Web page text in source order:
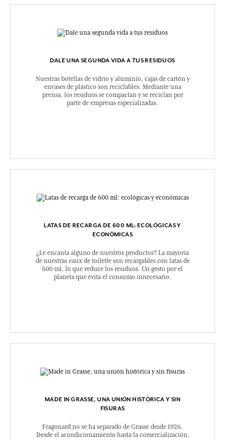
DALE UNA SEGUNDA VIDA A TUS RESIDUOS
Nuestras botellas de vidrio y aluminio, cajas de cartón y
envases de plástico son reciclables. Mediante una
prensa, los residuos se compactan y se reciclan por
parte de empresas especializadas.
LATAS DE RECARGA DE 600 ML: ECOLÓGICAS Y
ECONÓMICAS
¿Le encanta alguno de nuestros productos? La mayoría
de nuestras eaux de toilette son recargables con latas de
600 ml, lo que reduce los residuos. Un gesto por el
planeta que evita el consumo innecesario.
MADE IN GRASSE, UNA UNIÓN HISTÓRICA Y SIN
FISURAS
Fragonard no se ha separado de Grasse desde 1926.
Desde el acondicionamiento hasta la comercialización,